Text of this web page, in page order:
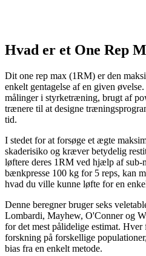
Hvad er et One Rep
Dit one rep max (1RM) er den
enkelt gentagelse af en given
målinger i styrketræning, brugt af
trænere til at designe
tid.
I stedet for at forsøge et ægte
skaderisiko og kræver betydelig
løftere deres 1RM ved hjælp af sub-
bænkpresse 100 kg for 5 reps, kan
hvad du ville kunne løfte for en
Denne beregner bruger seks
Lombardi, Mayhew, O'Conner og
for det mest pålidelige estimat.
forskning på forskellige
bias fra en enkelt metode.